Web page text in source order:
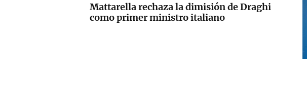
Mattarella rechaza la dimisión de Draghi
como primer ministro italiano